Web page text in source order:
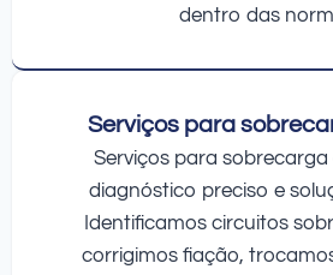
dentro das
Serviços para
Serviços para
diagnóstico preciso e
Identificamos circuitos
corrigimos fiação,